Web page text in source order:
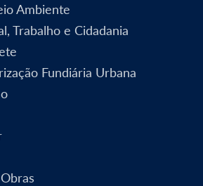
Ambiente
Trabalho e Cidadania
Fundiária Urbana